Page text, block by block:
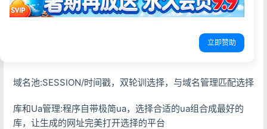
管理端->
域名管理:批量处理数据与增加，泛解析/协议，多选择自定义
域名池:SESSION/时间戳，双轮训选择，与域名管理匹配选择
库和Ua管理:程序自带极简ua，选择合适的ua组合成最好的
库，让生成的网址完美打开选择的平台
立即赞助